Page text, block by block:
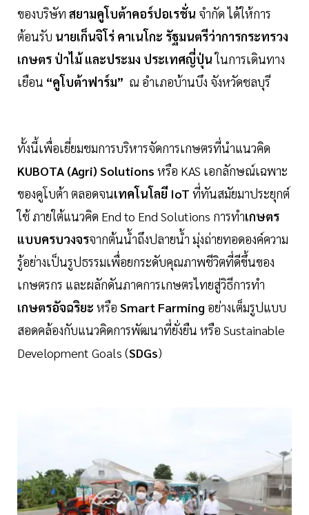
ของบริษัท สยามคูโบต้าคอร์ปอเรชั่น จำกัด ได้ให้การ
ต้อนรับ นายเก็นจิโร่ คาเนโกะ รัฐมนตรีว่าการกระทรวง
เกษตร ป่าไม้ และประมง ประเทศญี่ปุ่นในการเดินทาง
เยือน “คูโบต้าฟาร์ม” ณ อำเภอบ้านบึง จังหวัดชลบุรี
ทั้งนี้เพื่อเยี่ยมชมการบริหารจัดการเกษตรที่นำแนวคิด
KUBOTA (Agri) Solutions หรือ KAS เอกลักษณ์เฉพาะ
ของคูโบต้า ตลอดจนเทคโนโลยี IoT ที่ทันสมัยมาประยุกต์
ใช้ ภายใต้แนวคิด End to End Solutions การทำเกษตร
แบบครบวงจรจากต้นน้ำถึงปลายน้ำ มุ่งถ่ายทอดองค์ความ
รู้อย่างเป็นรูปธรรมเพื่อยกระดับคุณภาพชีวิตที่ดีขึ้นของ
เกษตรกร และผลักดันภาคการเกษตรไทยสู่วิธีการทำ
เกษตรอัจฉริยะ หรือ Smart Farming อย่างเต็มรูปแบบ
สอดคล้องกับแนวคิดการพัฒนาที่ยั่งยืน หรือ Sustainable
Development Goals (SDGs)